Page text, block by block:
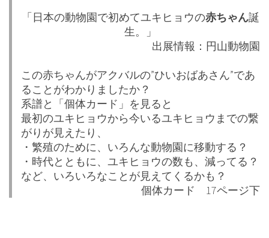
「日本の動物園で初めてユキヒョウの赤ちゃん誕
生。」
出展情報：円山動物園
この赤ちゃんがアクバルの”ひいおばあさん”であ
ることがわかりましたか？
系譜と「個体カード」を見ると
最初のユキヒョウから今いるユキヒョウまでの繋
がりが見えたり、
・繁殖のために、いろんな動物園に移動する？
・時代とともに、ユキヒョウの数も、減ってる？
など、いろいろなことが見えてくるかも？
個体カード 17ページ下